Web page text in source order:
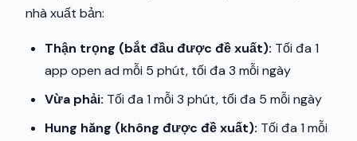
nhà xuất bản:
Thận trọng (bắt đầu được đề xuất): Tối đa 1
app open ad mỗi 5 phút, tối đa 3 mỗi ngày
Vừa phải: Tối đa 1 mỗi 3 phút, tối đa 5 mỗi ngày
Hung hăng (không được đề xuất): Tối đa 1 mỗi